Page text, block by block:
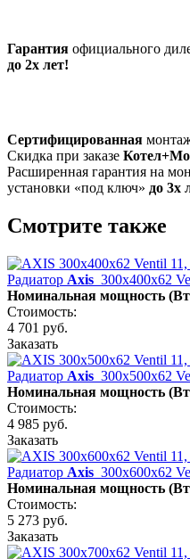
Гарантия официального
до 2х лет!
Сертифицированная
Скидка при заказе
Расширенная гарантия на
установки «под ключ» до 3х
Смотрите также
Радиатор Axis 300х400х62
Номинальная мощность
Стоимость:
4 701 руб.
Заказать
Радиатор Axis 300х500х62
Номинальная мощность
Стоимость:
4 985 руб.
Заказать
Радиатор Axis 300х600х62
Номинальная мощность
Стоимость:
5 273 руб.
Заказать